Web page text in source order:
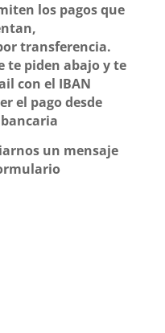
los pagos que
transferencia.
te piden abajo y te
con el IBAN
el pago desde
un mensaje